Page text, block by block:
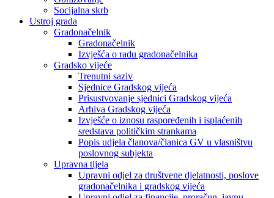
Socijalna skrb
Ustroj grada
Gradonačelnik
Gradonačelnik
Izvješća o radu gradonačelnika
Gradsko vijeće
Trenutni saziv
Sjednice Gradskog vijeća
Prisustvovanje sjednici Gradskog vijeća
Arhiva Gradskog vijeća
Izvješće o iznosu raspoređenih i isplaćenih
sredstava političkim strankama
Popis udjela članova/članica GV u vlasništvu
poslovnog subjekta
Upravna tijela
Upravni odjel za društvene djelatnosti, poslove
gradonačelnika i gradskog vijeća